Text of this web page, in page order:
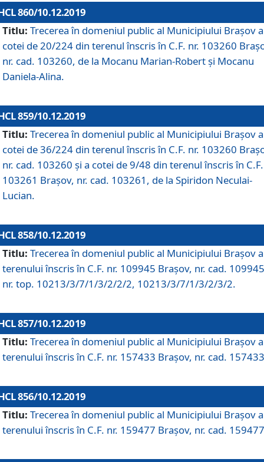
860/10.12.2019
Titlu: Trecerea în domeniul public al Municipiului Braşov a
cotei de 20/224 din terenul înscris în C.F. nr. 103260
nr. cad. 103260, de la Mocanu Marian-Robert și Mocanu
Daniela-Alina.
859/10.12.2019
Titlu: Trecerea în domeniul public al Municipiului Braşov a
cotei de 36/224 din terenul înscris în C.F. nr. 103260
nr. cad. 103260 și a cotei de 9/48 din terenul înscris în
103261 Brașov, nr. cad. 103261, de la Spiridon Neculai-
Lucian.
858/10.12.2019
Titlu: Trecerea în domeniul public al Municipiului Braşov a
terenului înscris în C.F. nr. 109945 Brașov, nr. cad.
nr. top. 10213/3/7/1/3/2/2/2, 10213/3/7/1/3/2/3/2.
857/10.12.2019
Titlu: Trecerea în domeniul public al Municipiului Braşov a
terenului înscris în C.F. nr. 157433 Brașov, nr. cad.
856/10.12.2019
Titlu: Trecerea în domeniul public al Municipiului Braşov a
terenului înscris în C.F. nr. 159477 Brașov, nr. cad.